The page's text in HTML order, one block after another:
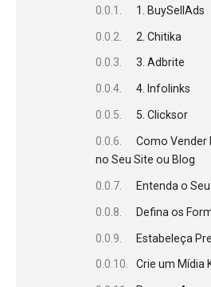
1. BuySellAds
2. Chitika
3. Adbrite
4. Infolinks
5. Clicksor
Como Vender
no Seu Site ou Blog
Entenda o
Defina os
Estabeleça
Crie um Mídia